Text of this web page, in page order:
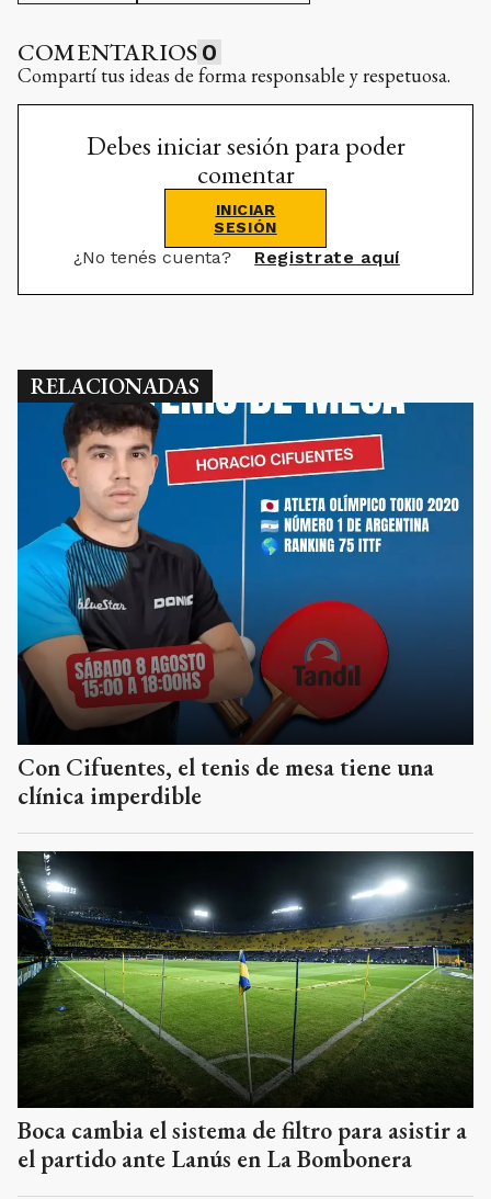
COMENTARIOS 0
Compartí tus ideas de forma responsable y respetuosa.
Debes iniciar sesión para poder
comentar
INICIAR
SESIÓN
¿No tenés cuenta? Registrate aquí
RELACIONADAS
Con Cifuentes, el tenis de mesa tiene una
clínica imperdible
Boca cambia el sistema de filtro para asistir a
el partido ante Lanús en La Bombonera